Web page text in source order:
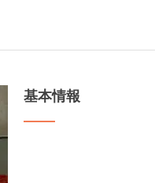
基本情報